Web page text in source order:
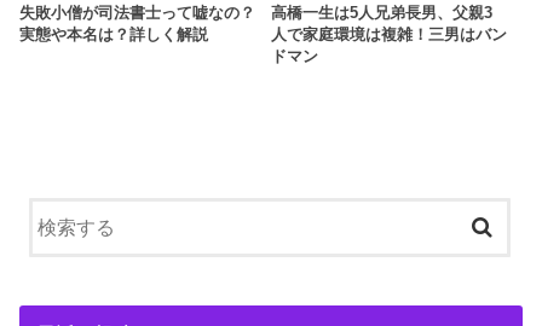
失敗小僧が司法書士って嘘なの？
実態や本名は？詳しく解説
高橋一生は5人兄弟長男、父親3
人で家庭環境は複雑！三男はバン
ドマン